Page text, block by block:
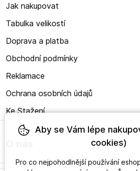
Jak nakupovat
Tabulka velikostí
Doprava a platba
Obchodní podmínky
Reklamace
Ochrana osobních údajů
Ke Stažení
Aby se Vám lépe
cookies)
Pro co nejpohodlnější používání